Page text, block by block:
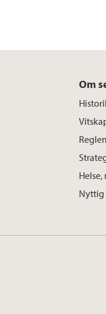
Om
Nyttig